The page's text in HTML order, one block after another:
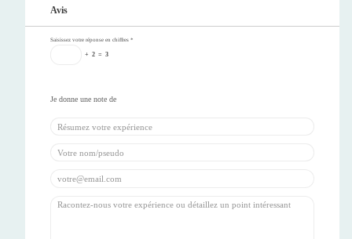
Avis
Saisissez votre réponse en chiffres *
+ 2 = 3